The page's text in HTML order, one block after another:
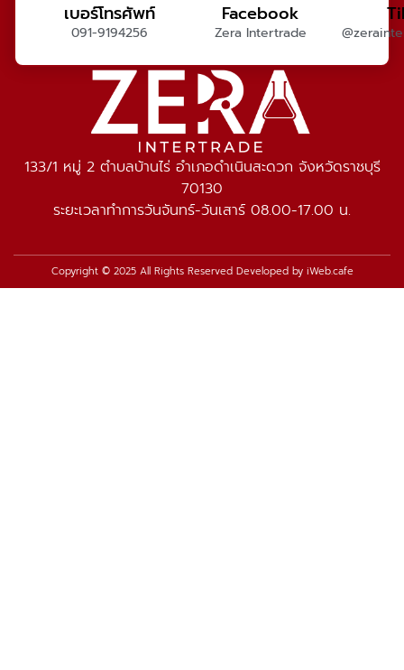
เบอร์โทรศัพท์
091-9194256
Facebook
Zera Intertrade
133/1 หมู่ 2 ตำบลบ้านไร่ อำเภอดำเนินสะดวก จังหวัดราชบุรี
70130
ระยะเวลาทำการวันจันทร์-วันเสาร์ 08.00-17.00 น.
Copyright © 2025 All Rights Reserved Developed by iWeb.cafe